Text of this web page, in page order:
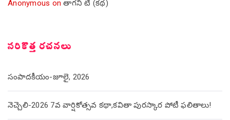
Anonymous onతాగని టీ (కథ)
సరికొత్త రచనలు
సంపాదకీయం-జూలై, 2026
నెచ్చెలి-2026 7వ వార్షికోత్సవ కథా,కవితా పురస్కార పోటీ ఫలితాలు!